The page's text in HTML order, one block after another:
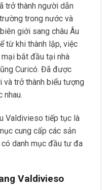
trở thành người dẫn
trong nước và
giới sang châu Âu
từ khi thành lập, việc
bắt đầu tại nhà
Curicó. Đã được
và trở thành biểu tượng
nhau.
Valdivieso tiếp tục là
cung cấp các sản
danh mục đầu tư đa
Valdivieso